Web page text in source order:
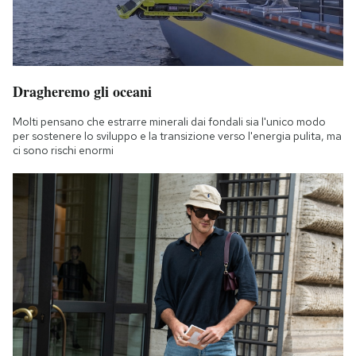
Dragheremo gli oceani
Molti pensano che estrarre minerali dai fondali sia l'unico modo
per sostenere lo sviluppo e la transizione verso l'energia pulita, ma
ci sono rischi enormi